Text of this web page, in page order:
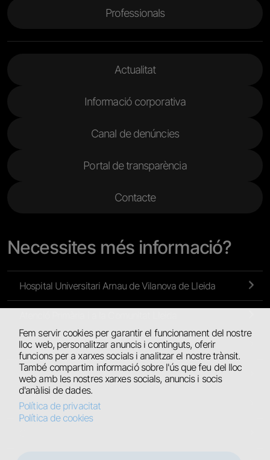
Fem servir cookies per garantir el funcionament del nostre
lloc web, personalitzar anuncis i continguts, oferir
funcions per a xarxes socials i analitzar el nostre trànsit.
També compartim informació sobre l'ús que feu del lloc
web amb les nostres xarxes socials, anuncis i socis
d'anàlisi de dades.
Política de privacitat
Política de cookies
Professionals
Actualitat
Informació corporativa
Canal de denúncies
Portal de transparència
Contacte
Necessites més informació?
Hospital Universitari Arnau de Vilanova de Lleida
Atenció Primària de l’Alt Pirineu i Aran
Hospital Universitari de Santa Maria
Hospital Comarcal del Pallars